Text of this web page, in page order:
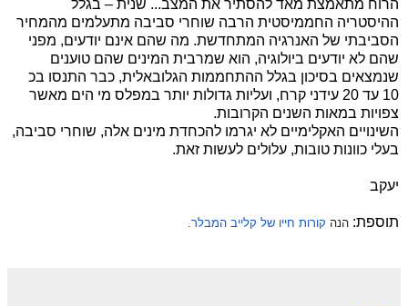
הרוח מתאמצת מאד להסתיר את המצב... שנית – בגלל
ההיסטריה החממיסטית הרבה שוחרי סביבה מתעלמים מהמחיר
הסביבתי של האנרגיה המתחדשת. מה שהם אינם יודעים, מפני
שהם לא יודעים ביולוגיה, הוא שמרבית המינים שהם טוענים
שנמצאים בסיכון בגלל ההתחממות הגלובאלית, כבר התנסו בכ
10 עד 20 עידני קרח, ועליות גדולות יותר במפלס מי הים מאשר
צפויות במאות השנים הקרובות.
השינויים האקלימיים לא יגרמו להכחדת מינים אלה, שוחרי סביבה,
בעלי כוונות טובות, עלולים לעשות זאת.
יעקב
תוספת: הנה קורות חייו של קלייב המבלר